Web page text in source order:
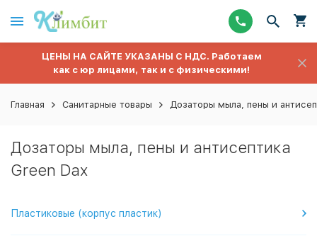
ЦЕНЫ НА САЙТЕ УКАЗАНЫ С НДС. Работаем
как с юр лицами, так и с физическими!
Главная Санитарные товары Дозаторы мыла, пены и
Дозаторы мыла, пены и антисептика
Green Dax
Пластиковые (корпус пластик)